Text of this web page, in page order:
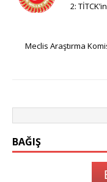
2:
Meclis Araştırma
BAĞIŞ